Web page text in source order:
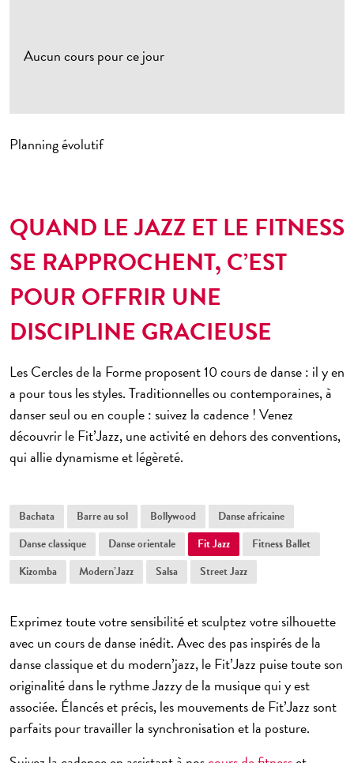
ème
Batignolles 17
Ornano 18ème
Championnet 18ème
Bolivar 19
ème
Châtillon 92
Aucun cours pour ce jour
Planning évolutif
QUAND LE JAZZ ET LE FITNESS
SE RAPPROCHENT, C’EST
POUR OFFRIR UNE
DISCIPLINE GRACIEUSE
Les Cercles de la Forme proposent 10 cours de danse : il y en
a pour tous les styles. Traditionnelles ou contemporaines, à
danser seul ou en couple : suivez la cadence ! Venez
découvrir le Fit’Jazz, une activité en dehors des conventions,
qui allie dynamisme et légèreté.
Bachata Barre au sol Bollywood
Danse africaine
Danse classique
Danse orientale Fit Jazz
Fitness Ballet
Kizomba
Modern’Jazz Salsa Street Jazz
Exprimez toute votresensibilité et sculptez votre silhouette
avec un cours de danse inédit. Avec des pas inspirés de la
danse classique et du modern’jazz, leFit’Jazz puise toute son
originalité dans le rythme Jazzy de la musique qui y est
associée. Élancés et précis, les mouvements de Fit’Jazz sont
parfaits pourtravailler la synchronisation et la posture.